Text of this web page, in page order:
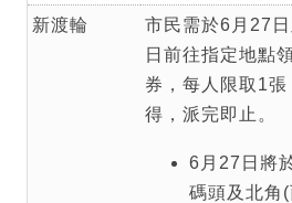
新渡輪
市民需於6月27
日前往指定地點
券，每人限取1張
得，派完即止。
6月27日將
碼頭及北角